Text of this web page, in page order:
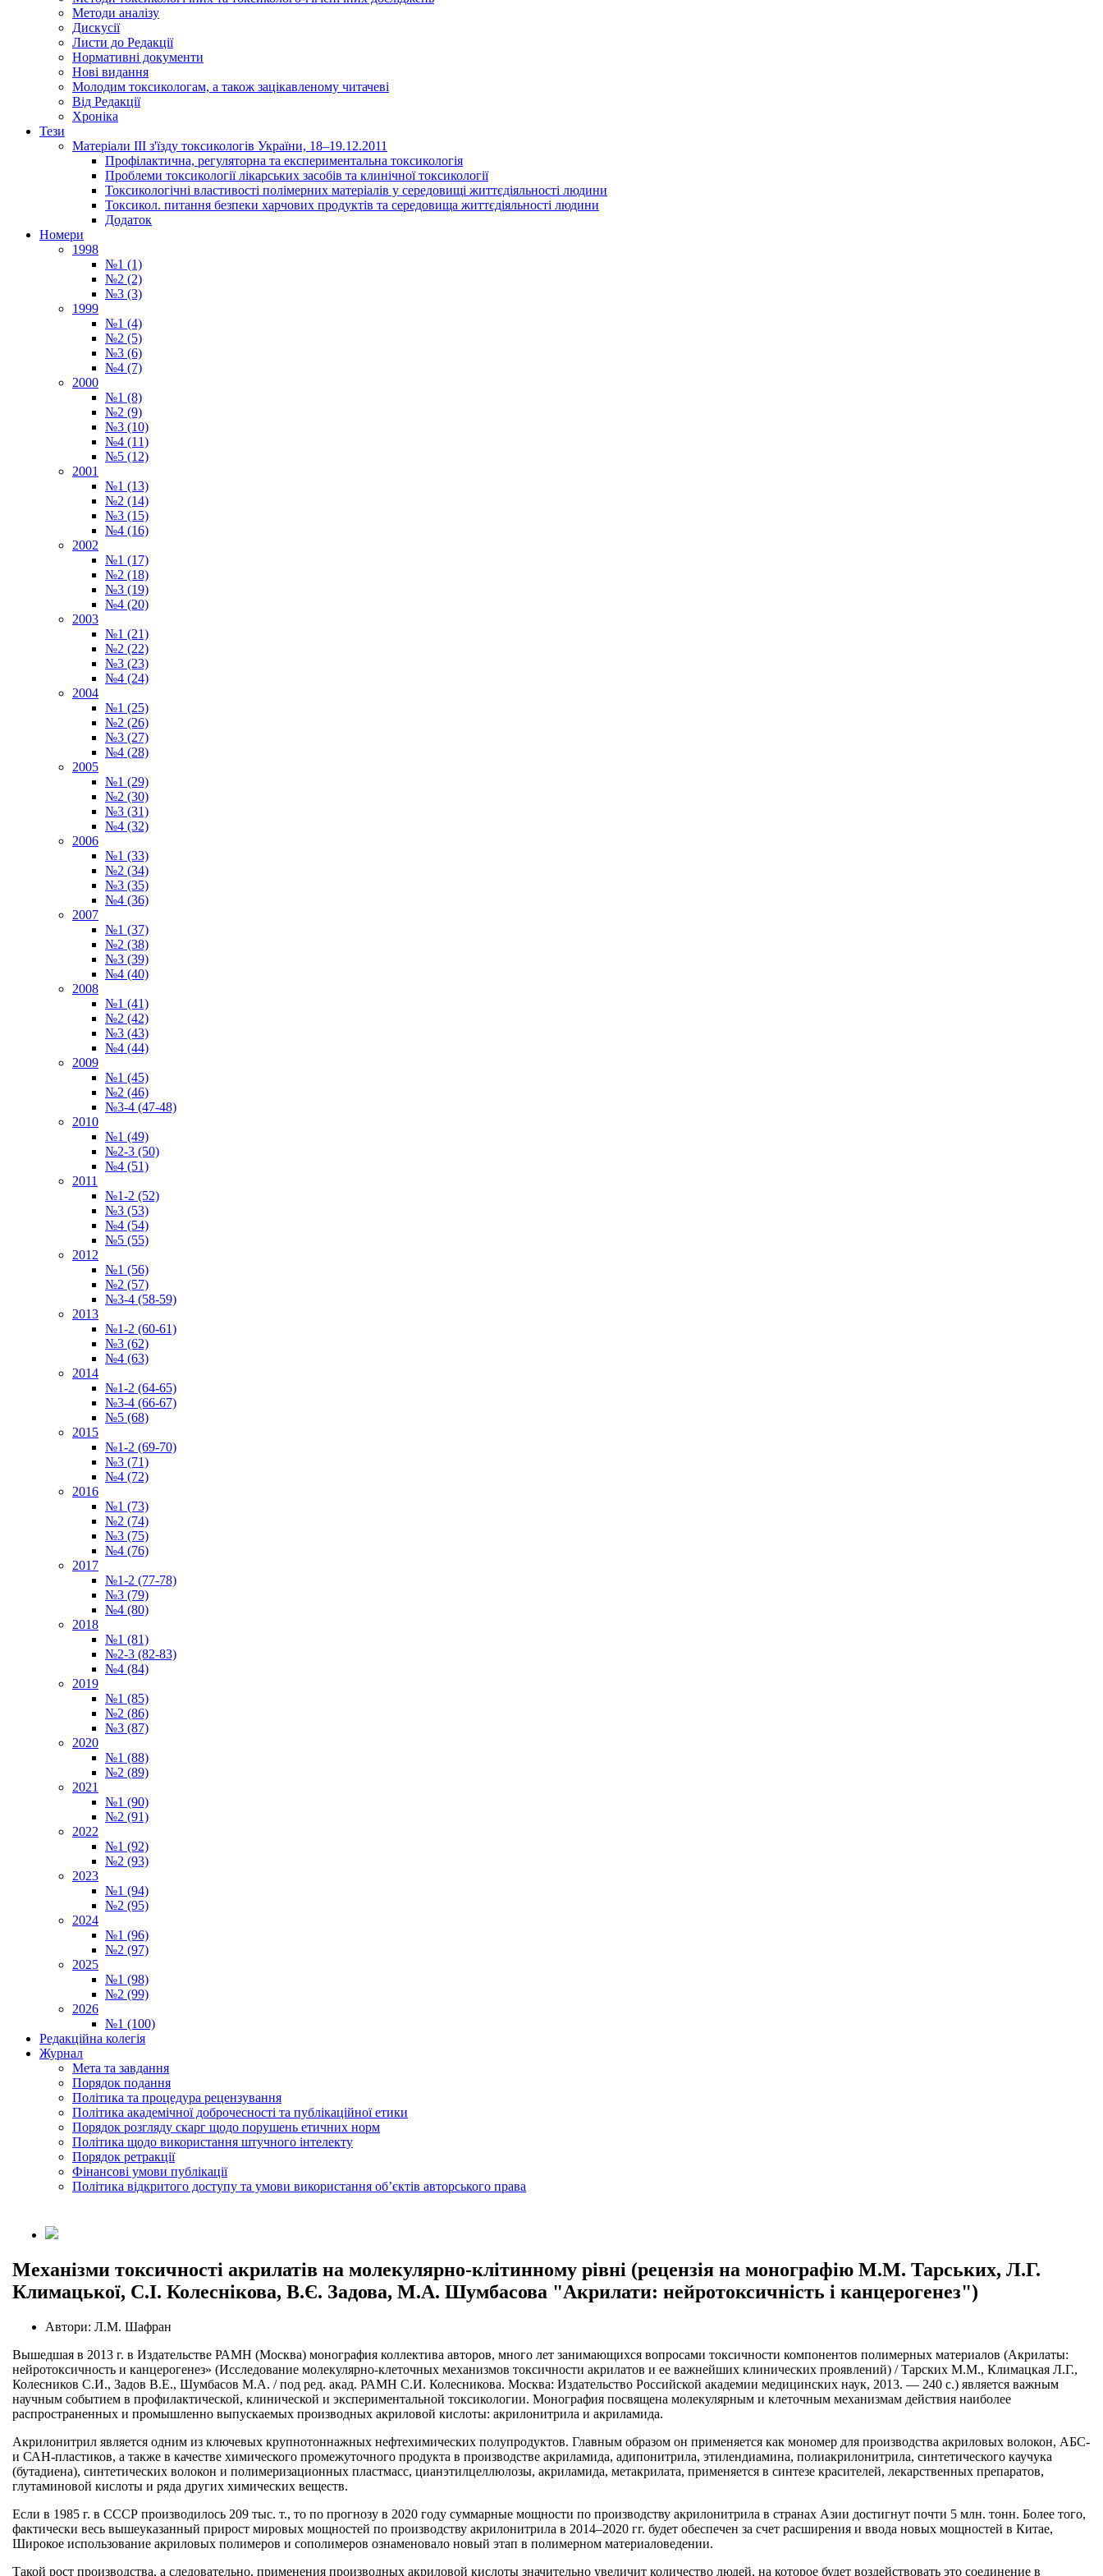
Методи аналізу
Дискусії
Листи до Редакції
Нормативні документи
Нові видання
Молодим токсикологам, а також зацікавленому читачеві
Від Редакції
Хроніка
Тези
Матеріали ІІІ з'їзду токсикологів України, 18–19.12.2011
Профілактична, регуляторна та експериментальна токсикологія
Проблеми токсикології лікарських засобів та клинічної токсикології
Токсикологічні властивості полімерних матеріалів у середовищі життєдіяльності людини
Токсикол. питання безпеки харчових продуктів та середовища життєдіяльності людини
Додаток
Номери
1998
№1 (1)
№2 (2)
№3 (3)
1999
№1 (4)
№2 (5)
№3 (6)
№4 (7)
2000
№1 (8)
№2 (9)
№3 (10)
№4 (11)
№5 (12)
2001
№1 (13)
№2 (14)
№3 (15)
№4 (16)
2002
№1 (17)
№2 (18)
№3 (19)
№4 (20)
2003
№1 (21)
№2 (22)
№3 (23)
№4 (24)
2004
№1 (25)
№2 (26)
№3 (27)
№4 (28)
2005
№1 (29)
№2 (30)
№3 (31)
№4 (32)
2006
№1 (33)
№2 (34)
№3 (35)
№4 (36)
2007
№1 (37)
№2 (38)
№3 (39)
№4 (40)
2008
№1 (41)
№2 (42)
№3 (43)
№4 (44)
2009
№1 (45)
№2 (46)
№3-4 (47-48)
2010
№1 (49)
№2-3 (50)
№4 (51)
2011
№1-2 (52)
№3 (53)
№4 (54)
№5 (55)
2012
№1 (56)
№2 (57)
№3-4 (58-59)
2013
№1-2 (60-61)
№3 (62)
№4 (63)
2014
№1-2 (64-65)
№3-4 (66-67)
№5 (68)
2015
№1-2 (69-70)
№3 (71)
№4 (72)
2016
№1 (73)
№2 (74)
№3 (75)
№4 (76)
2017
№1-2 (77-78)
№3 (79)
№4 (80)
2018
№1 (81)
№2-3 (82-83)
№4 (84)
2019
№1 (85)
№2 (86)
№3 (87)
2020
№1 (88)
№2 (89)
2021
№1 (90)
№2 (91)
2022
№1 (92)
№2 (93)
2023
№1 (94)
№2 (95)
2024
№1 (96)
№2 (97)
2025
№1 (98)
№2 (99)
2026
№1 (100)
Редакційна колегія
Журнал
Мета та завдання
Порядок подання
Політика та процедура рецензування
Політика академічної доброчесності та публікаційної етики
Порядок розгляду скарг щодо порушень етичних норм
Політика щодо використання штучного інтелекту
Порядок ретракції
Фінансові умови публікації
Політика відкритого доступу та умови використання обʼєктів авторського права
Механізми токсичності акрилатів на молекулярно-клітинному рівні (рецензія на монографію М.М. Тарських, Л.Г.
Климацької, С.І. Колеснікова, В.Є. Задова, М.А. Шумбасова "Акрилати: нейротоксичність і канцерогенез")
Автори: Л.М. Шафран
Вышедшая в 2013 г. в Издательстве РАМН (Москва) монография коллектива авторов, много лет занимающихся вопросами токсичности компонентов полимерных материалов (Акрилаты:
нейротоксичность и канцерогенез» (Исследование молекулярно-клеточных механизмов токсичности акрилатов и ее важнейших клинических проявлений) / Тарских М.М., Климацкая Л.Г.,
Колесников С.И., Задов В.Е., Шумбасов М.А. / под ред. акад. РАМН С.И. Колесникова. Москва: Издательство Российской академии медицинских наук, 2013. — 240 с.) является важным
научным событием в профилактической, клинической и экспериментальной токсикологии. Монография посвящена молекулярным и клеточным механизмам действия наиболее
распространенных и промышленно выпускаемых производных акриловой кислоты: акрилонитрила и акриламида.
Акрилонитрил является одним из ключевых крупнотоннажных нефтехимических полупродуктов. Главным образом он применяется как мономер для производства акриловых волокон, АБС-
и САН-пластиков, а также в качестве химического промежуточного продукта в производстве акриламида, адипонитрила, этилендиамина, полиакрилонитрила, синтетического каучука
(бутадиена), синтетических волокон и полимеризационных пластмасс, цианэтилцеллюлозы, акриламида, метакрилата, применяется в синтезе красителей, лекарственных препаратов,
глутаминовой кислоты и ряда других химических веществ.
Если в 1985 г. в СССР производилось 209 тыс. т., то по прогнозу в 2020 году суммарные мощности по производству акрилонитрила в странах Азии достигнут почти 5 млн. тонн. Более того,
фактически весь вышеуказанный прирост мировых мощностей по производству акрилонитрила в 2014–2020 гг. будет обеспечен за счет расширения и ввода новых мощностей в Китае,
Широкое использование акриловых полимеров и сополимеров ознаменовало новый этап в полимерном материаловедении.
Такой рост производства, а следовательно, применения производных акриловой кислоты значительно увеличит количество людей, на которое будет воздействовать это соединение в